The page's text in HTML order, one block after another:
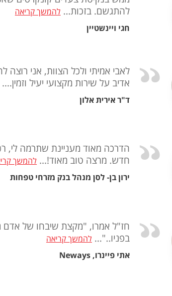
להתגשם. בזכות... להמשך קריאה
חגי ויינשטיין
לאבי אמיתי ולכל הצוות, אני רוצה
אדיב על שירות מקצועי יעיל וזמין....
ד"ר אירית אלון
הדרכה מאוד מעניינת שתרמה לי,
חדש. מרצה טוב מאוד!... להמשך
ירון בן- לסן מנהל בנק מזרחי טפחות
חז"ל אמרו, "מקצת שיבחו של אדם
בפניו.."... להמשך קריאה
אתי פיינרו, Neways